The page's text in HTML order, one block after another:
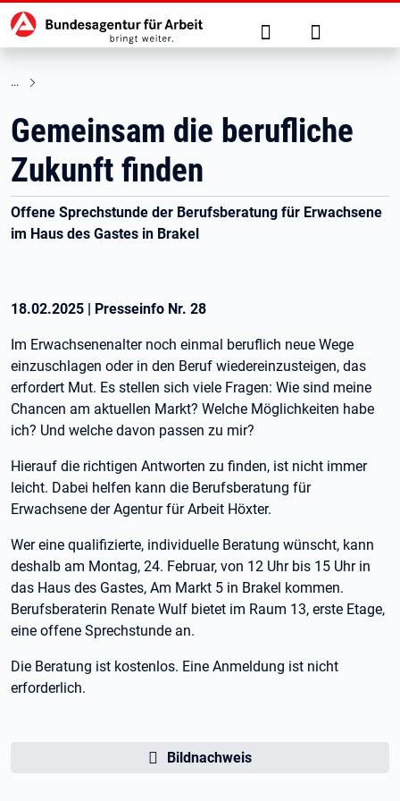
zu den Hauptinhalten springen
Hauptnavigation Suche Anmelden
Gemeinsam die berufliche
Zukunft finden
Offene Sprechstunde der Berufsberatung für Erwachsene
im Haus des Gastes in Brakel
18.02.2025 | Presseinfo Nr. 28
Im Erwachsenenalter noch einmal beruflich neue Wege
einzuschlagen oder in den Beruf wiedereinzusteigen, das
erfordert Mut. Es stellen sich viele Fragen: Wie sind meine
Chancen am aktuellen Markt? Welche Möglichkeiten habe
ich? Und welche davon passen zu mir?
Hierauf die richtigen Antworten zu finden, ist nicht immer
leicht. Dabei helfen kann die Berufsberatung für
Erwachsene der Agentur für Arbeit Höxter.
Wer eine qualifizierte, individuelle Beratung wünscht, kann
deshalb am Montag, 24. Februar, von 12 Uhr bis 15 Uhr in
das Haus des Gastes, Am Markt 5 in Brakel kommen.
Berufsberaterin Renate Wulf bietet im Raum 13, erste Etage,
eine offene Sprechstunde an.
Die Beratung ist kostenlos. Eine Anmeldung ist nicht
erforderlich.
Bildnachweis